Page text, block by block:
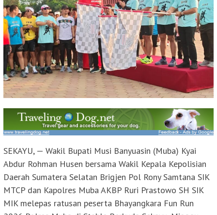
SEKAYU, — Wakil Bupati Musi Banyuasin (Muba) Kyai
Abdur Rohman Husen bersama Wakil Kepala Kepolisian
Daerah Sumatera Selatan Brigjen Pol Rony Samtana SIK
MTCP dan Kapolres Muba AKBP Ruri Prastowo SH SIK
MIK melepas ratusan peserta Bhayangkara Fun Run